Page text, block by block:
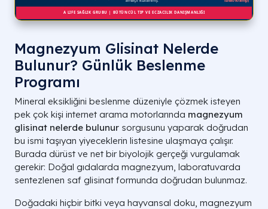
Magnezyum Glisinat Nelerde
Bulunur? Günlük Beslenme
Programı
Mineral eksikliğini beslenme düzeniyle çözmek isteyen
pek çok kişi internet arama motorlarında magnezyum
glisinat nelerde bulunur sorgusunu yaparak doğrudan
bu ismi taşıyan yiyeceklerin listesine ulaşmaya çalışır.
Burada dürüst ve net bir biyolojik gerçeği vurgulamak
gerekir: Doğal gıdalarda magnezyum, laboratuvarda
sentezlenen saf glisinat formunda doğrudan bulunmaz.
Doğadaki hiçbir bitki veya hayvansal doku, magnezyum